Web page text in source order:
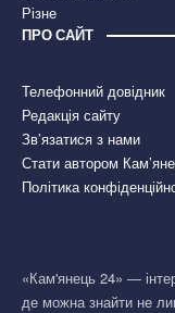
Різне
ПРО САЙТ
Телефонний довідник
Редакція сайту
Зв’язатися з нами
Стати автором
Політика
«Кам'янець 24» —
де можна знайти не